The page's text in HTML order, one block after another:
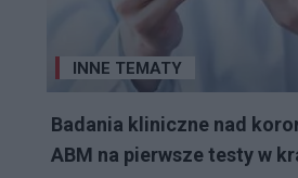
INNE TEMATY
Badania kliniczne nad
ABM na pierwsze testy w